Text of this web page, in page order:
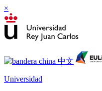
×
Universidad